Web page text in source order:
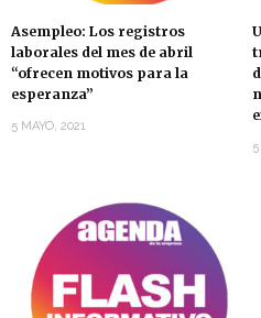
Asempleo: Los registros
laborales del mes de abril
“ofrecen motivos para la
esperanza”
5 MAYO, 2021